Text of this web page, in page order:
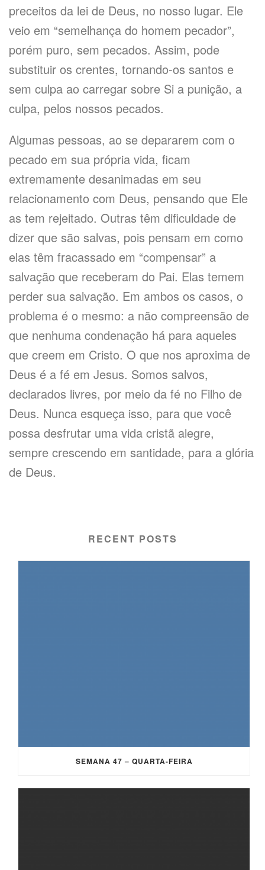
preceitos da lei de Deus, no nosso lugar. Ele
veio em “semelhança do homem pecador”,
porém puro, sem pecados. Assim, pode
substituir os crentes, tornando-os santos e
sem culpa ao carregar sobre Si a punição, a
culpa, pelos nossos pecados.
Algumas pessoas, ao se depararem com o
pecado em sua própria vida, ficam
extremamente desanimadas em seu
relacionamento com Deus, pensando que Ele
as tem rejeitado. Outras têm dificuldade de
dizer que são salvas, pois pensam em como
elas têm fracassado em “compensar” a
salvação que receberam do Pai. Elas temem
perder sua salvação. Em ambos os casos, o
problema é o mesmo: a não compreensão de
que nenhuma condenação há para aqueles
que creem em Cristo. O que nos aproxima de
Deus é a fé em Jesus. Somos salvos,
declarados livres, por meio da fé no Filho de
Deus. Nunca esqueça isso, para que você
possa desfrutar uma vida cristã alegre,
sempre crescendo em santidade, para a glória
de Deus.
RECENT POSTS
SEMANA 47 – QUARTA-FEIRA